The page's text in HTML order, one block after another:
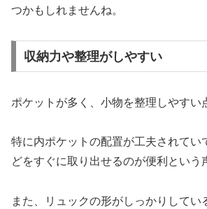
つかもしれませんね。
収納力や整理がしやすい
ポケットが多く、小物を整理しやすい
特に内ポケットの配置が工夫されてい
どをすぐに取り出せるのが便利という
また、リュックの形がしっかりしてい